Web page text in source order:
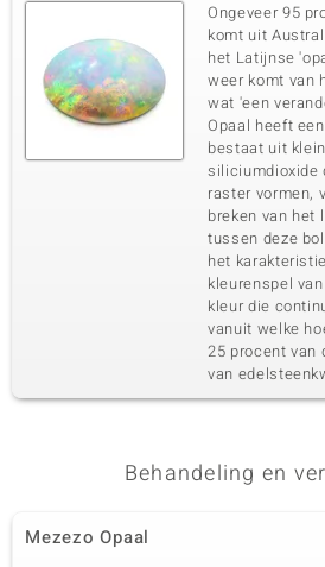
Ongeveer 95
komt uit
het Latijnse
weer komt van
wat 'een
Opaal heeft
bestaat uit
siliciumdioxide
raster vormen,
breken van het
tussen deze
het
kleurenspel
kleur die
vanuit welke
25 procent van
van
Behandeling en
Mezezo Opaal